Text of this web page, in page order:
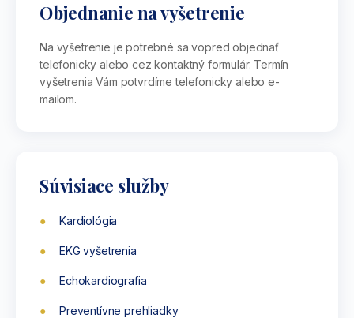
Objednanie na vyšetrenie
Na vyšetrenie je potrebné sa vopred objednať
telefonicky alebo cez kontaktný formulár. Termín
vyšetrenia Vám potvrdíme telefonicky alebo e-
mailom.
Súvisiace služby
Kardiológia
EKG vyšetrenia
Echokardiografia
Preventívne prehliadky